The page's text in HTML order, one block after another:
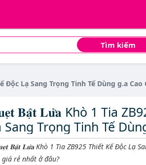
Tìm kiếm
Độc Lạ Sang Trọng Tinh Tế Dùng g.a Cao
𝐁𝐚̣̂𝐭 𝐋𝐮̛̉𝐚 Khò 1 Tia
Trọng Tinh Tế
𝐁𝐚̣̂𝐭 𝐋𝐮̛̉𝐚 Khò 1 Tia ZB925 Thiết Kế Độc Lạ
giá rẻ nhất ở đâu?